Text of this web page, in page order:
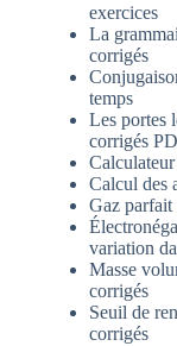
exercices
La
corrigés
temps
Les portes
corrigés
Calcul des
Gaz parfait
variation
Masse
corrigés
Seuil de
corrigés